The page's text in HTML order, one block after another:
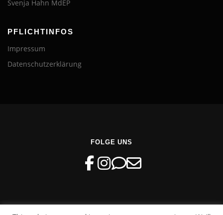
Svenja Hahn MdEP
PFLICHTINFOS
Impressum
Datenschutzerklärung
FOLGE UNS